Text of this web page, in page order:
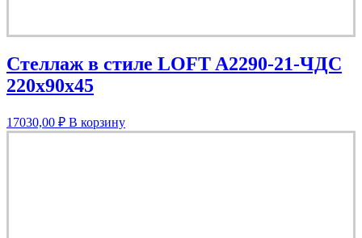
Стеллаж в стиле LOFT A2290-21-ЧДС
220х90х45
17030,00 ₽ В корзину